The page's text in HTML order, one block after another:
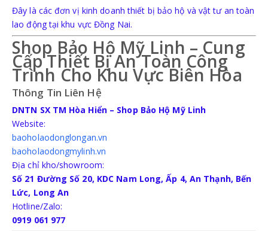
Đây là các đơn vị kinh doanh thiết bị bảo hộ và vật tư an toàn
lao động tại khu vực Đồng Nai.
Shop Bảo Hộ Mỹ Linh – Cung
Cấp Thiết Bị An Toàn Công
Trình Cho Khu Vực Biên Hòa
Thông Tin Liên Hệ
DNTN SX TM Hòa Hiển – Shop Bảo Hộ Mỹ Linh
Website:
baoholaodonglongan.vn
baoholaodongmylinh.vn
Địa chỉ kho/showroom:
Số 21 Đường Số 20, KDC Nam Long, Ấp 4, An Thạnh, Bến
Lức, Long An
Hotline/Zalo:
0919 061 977